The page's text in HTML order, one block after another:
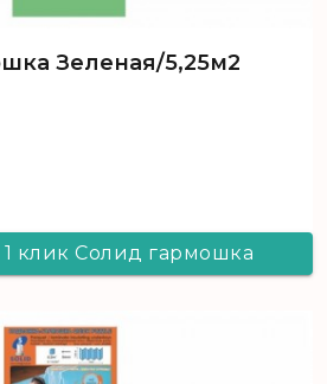
Зеленая/5,25м2
1 клик Солид гармошка